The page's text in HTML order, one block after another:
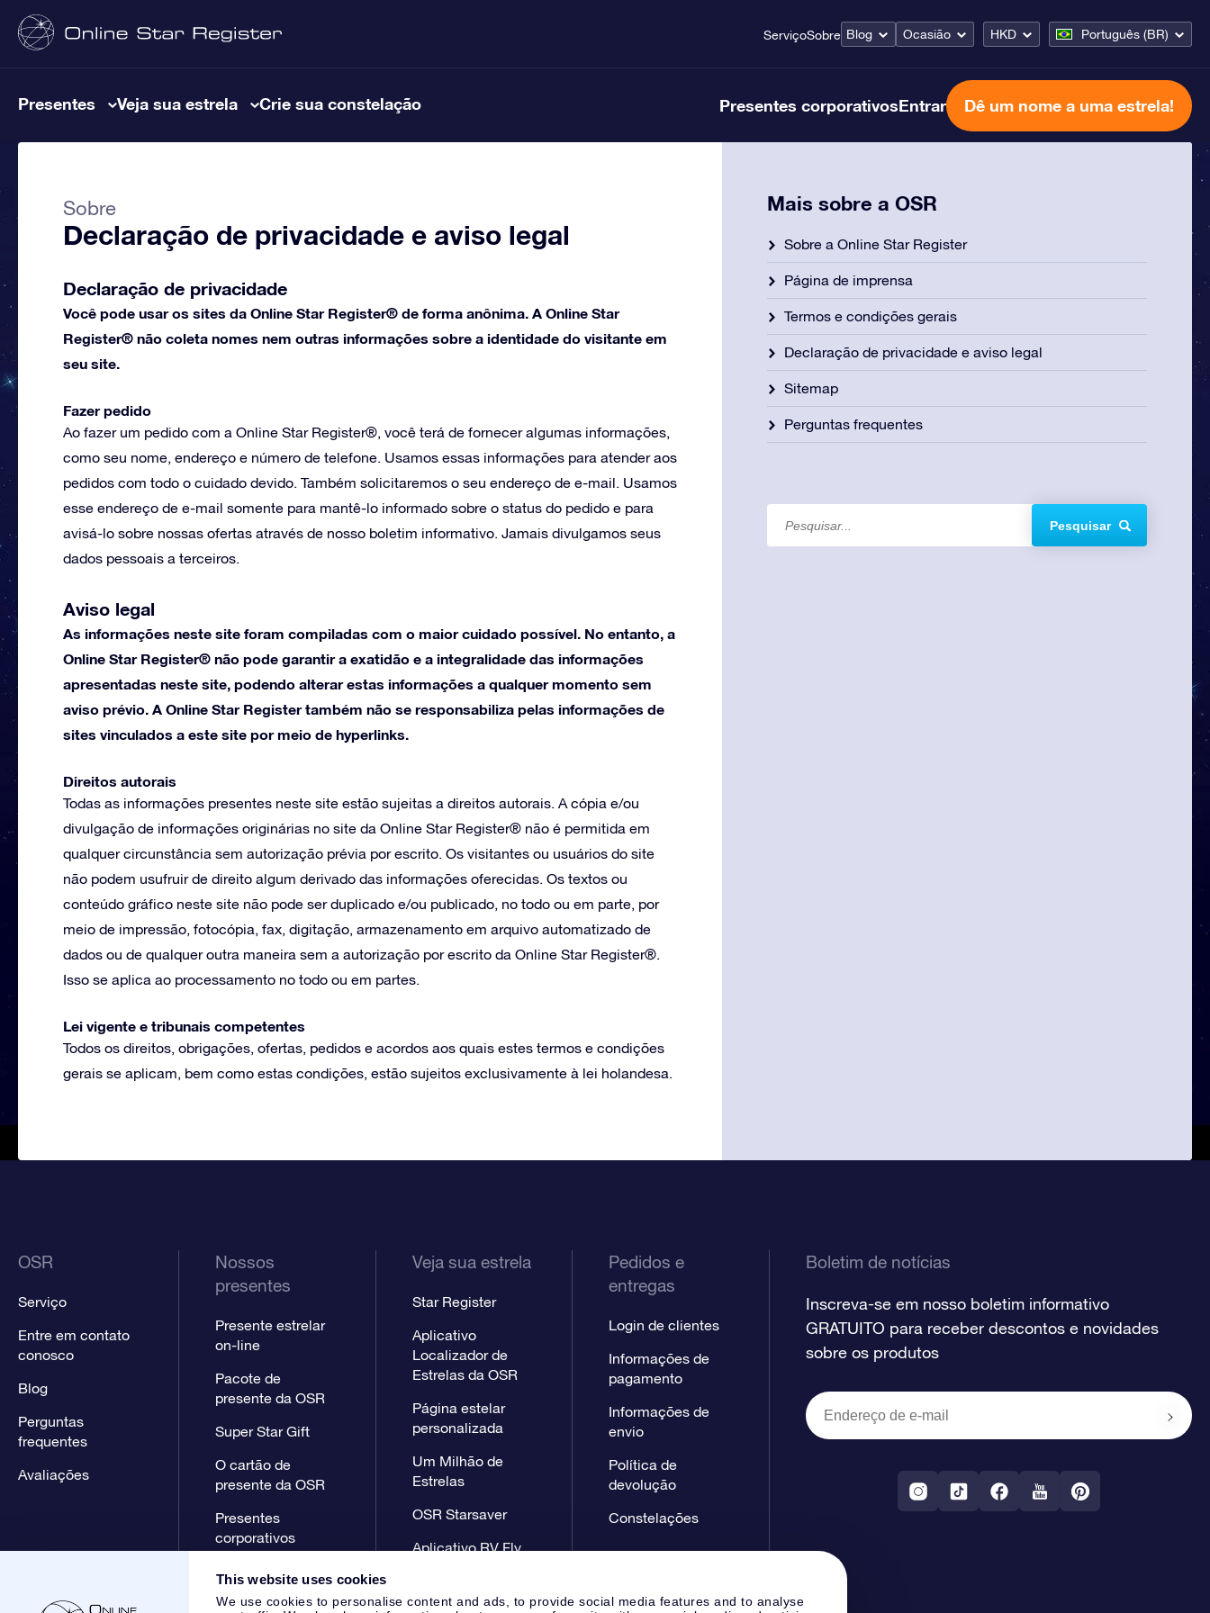
This website uses cookies
We use cookies to personalise content and ads, to provide social media features and to analyse
ServiçoSobre Blog Ocasião HKD Português (BR)
Presentes Veja sua estrela Crie sua constelação Presentes corporativosEntrar Dê um nome a uma estrela!
Sobre
Declaração de privacidade e aviso legal
Declaração de privacidade
Você pode usar os sites da Online Star Register® de forma anônima. A Online Star
Register® não coleta nomes nem outras informações sobre a identidade do visitante em
seu site.
Fazer pedido
Ao fazer um pedido com a Online Star Register®, você terá de fornecer algumas informações,
como seu nome, endereço e número de telefone. Usamos essas informações para atender aos
pedidos com todo o cuidado devido. Também solicitaremos o seu endereço de e-mail. Usamos
esse endereço de e-mail somente para mantê-lo informado sobre o status do pedido e para
avisá-lo sobre nossas ofertas através de nosso boletim informativo. Jamais divulgamos seus
dados pessoais a terceiros.
Aviso legal
As informações neste site foram compiladas com o maior cuidado possível. No entanto, a
Online Star Register® não pode garantir a exatidão e a integralidade das informações
apresentadas neste site, podendo alterar estas informações a qualquer momento sem
aviso prévio. A Online Star Register também não se responsabiliza pelas informações de
sites vinculados a este site por meio de hyperlinks.
Direitos autorais
Todas as informações presentes neste site estão sujeitas a direitos autorais. A cópia e/ou
divulgação de informações originárias no site da Online Star Register® não é permitida em
qualquer circunstância sem autorização prévia por escrito. Os visitantes ou usuários do site
não podem usufruir de direito algum derivado das informações oferecidas. Os textos ou
conteúdo gráfico neste site não pode ser duplicado e/ou publicado, no todo ou em parte, por
meio de impressão, fotocópia, fax, digitação, armazenamento em arquivo automatizado de
dados ou de qualquer outra maneira sem a autorização por escrito da Online Star Register®.
Isso se aplica ao processamento no todo ou em partes.
Lei vigente e tribunais competentes
Todos os direitos, obrigações, ofertas, pedidos e acordos aos quais estes termos e condições
gerais se aplicam, bem como estas condições, estão sujeitos exclusivamente à lei holandesa.
Mais sobre a OSR
Sobre a Online Star Register
Página de imprensa
Termos e condições gerais
Declaração de privacidade e aviso legal
Sitemap
Perguntas frequentes
Pesquisar
OSR
Serviço
Entre em contato
conosco
Blog
Perguntas
frequentes
Avaliações
Nossos
presentes
Presente estrelar
on-line
Pacote de
presente da OSR
Super Star Gift
O cartão de
presente da OSR
Presentes
corporativos
Veja sua estrela
Star Register
Aplicativo
Localizador de
Estrelas da OSR
Página estelar
personalizada
Um Milhão de
Estrelas
OSR Starsaver
Aplicativo RV Fly
Pedidos e
entregas
Login de clientes
Informações de
pagamento
Informações de
envio
Política de
devolução
Constelações
Boletim de notícias
Inscreva-se em nosso boletim informativo
GRATUITO para receber descontos e novidades
sobre os produtos